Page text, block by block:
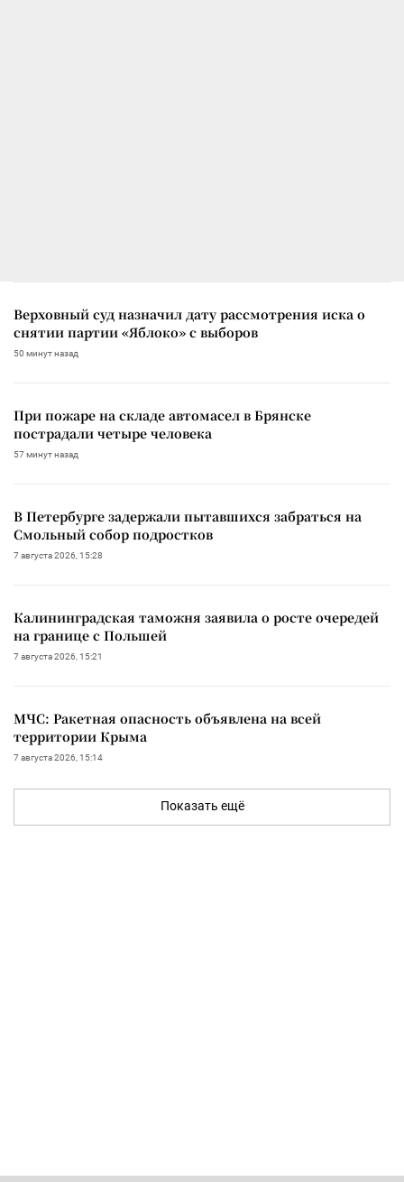
Верховный суд назначил дату рассмотрения иска о
снятии партии «Яблоко» с выборов
50 минут назад
При пожаре на складе автомасел в Брянске
пострадали четыре человека
57 минут назад
В Петербурге задержали пытавшихся забраться на
Смольный собор подростков
7 августа 2026, 15:28
Калининградская таможня заявила о росте очередей
на границе с Польшей
7 августа 2026, 15:21
МЧС: Ракетная опасность объявлена на всей
территории Крыма
7 августа 2026, 15:14
Показать ещё